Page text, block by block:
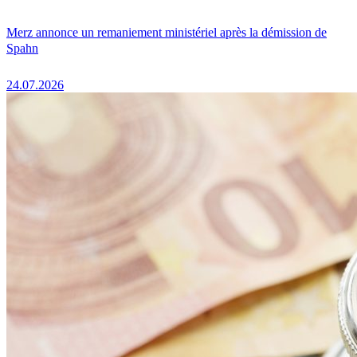
Merz annonce un remaniement ministériel après la démission de
Spahn
24.07.2026